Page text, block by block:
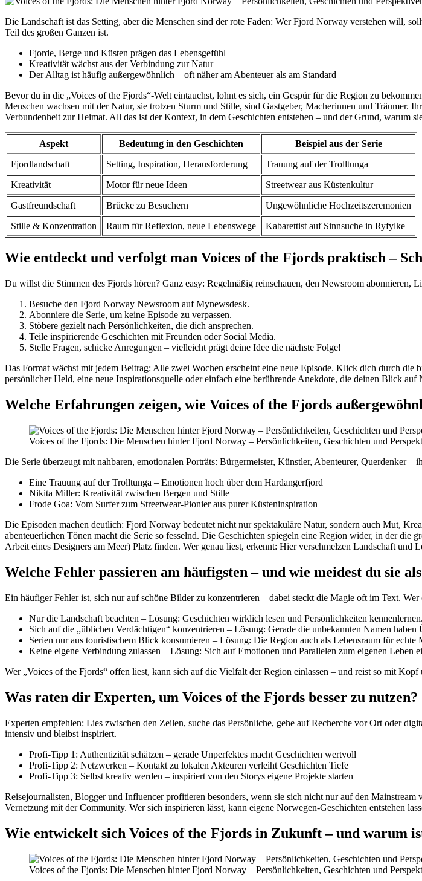
Die Landschaft ist das Setting, aber die Menschen sind der rote Faden: Wer Fjord Norway verstehen will,
Teil des großen Ganzen ist.
Fjorde, Berge und Küsten prägen das Lebensgefühl
Kreativität wächst aus der Verbindung zur Natur
Der Alltag ist häufig außergewöhnlich – oft näher am Abenteuer als am Standard
Bevor du in die „Voices of the Fjords“-Welt eintauchst, lohnt es sich, ein Gespür für die Region zu
Menschen wachsen mit der Natur, sie trotzen Sturm und Stille, sind Gastgeber, Macherinnen und
Verbundenheit zur Heimat. All das ist der Kontext, in dem Geschichten entstehen – und der Grund, warum
Aspekt Bedeutung in den Geschichten
Beispiel aus der Serie
Fjordlandschaft
Setting, Inspiration, Herausforderung
Trauung auf der Trolltunga
Kreativität
Motor für neue Ideen
Streetwear aus Küstenkultur
Gastfreundschaft
Brücke zu Besuchern
Ungewöhnliche Hochzeitszeremonien
Stille & Konzentration
Raum für Reflexion, neue Lebenswege Kabarettist auf Sinnsuche in Ryfylke
Wie entdeckt und verfolgt man Voices of the Fjords praktisch –
Du willst die Stimmen des Fjords hören? Ganz easy: Regelmäßig reinschauen, den Newsroom abonnieren,
Besuche den Fjord Norway Newsroom auf Mynewsdesk.
Abonniere die Serie, um keine Episode zu verpassen.
Stöbere gezielt nach Persönlichkeiten, die dich ansprechen.
Teile inspirierende Geschichten mit Freunden oder Social Media.
Stelle Fragen, schicke Anregungen – vielleicht prägt deine Idee die nächste Folge!
Das Format wächst mit jedem Beitrag: Alle zwei Wochen erscheint eine neue Episode. Klick dich durch
persönlicher Held, eine neue Inspirationsquelle oder einfach eine berührende Anekdote, die deinen Blick auf
Welche Erfahrungen zeigen, wie Voices of the Fjords
Voices of the Fjords: Die Menschen hinter Fjord Norway – Persönlichkeiten, Geschichten und
Die Serie überzeugt mit nahbaren, emotionalen Porträts: Bürgermeister, Künstler, Abenteurer,
Eine Trauung auf der Trolltunga – Emotionen hoch über dem Hardangerfjord
Nikita Miller: Kreativität zwischen Bergen und Stille
Frode Goa: Vom Surfer zum Streetwear-Pionier aus purer Küsteninspiration
Die Episoden machen deutlich: Fjord Norway bedeutet nicht nur spektakuläre Natur, sondern auch Mut,
abenteuerlichen Tönen macht die Serie so fesselnd. Die Geschichten spiegeln eine Region wider, in der
Arbeit eines Designers am Meer) Platz finden. Wer genau liest, erkennt: Hier verschmelzen Landschaft und
Welche Fehler passieren am häufigsten – und wie meidest du sie
Ein häufiger Fehler ist, sich nur auf schöne Bilder zu konzentrieren – dabei steckt die Magie oft im Text.
Nur die Landschaft beachten – Lösung: Geschichten wirklich lesen und Persönlichkeiten kennenlernen.
Sich auf die „üblichen Verdächtigen“ konzentrieren – Lösung: Gerade die unbekannten Namen haben
Serien nur aus touristischem Blick konsumieren – Lösung: Die Region auch als Lebensraum für echte
Keine eigene Verbindung zulassen – Lösung: Sich auf Emotionen und Parallelen zum eigenen Leben
Wer „Voices of the Fjords“ offen liest, kann sich auf die Vielfalt der Region einlassen – und reist so mit
Was raten dir Experten, um Voices of the Fjords besser zu nutzen?
Experten empfehlen: Lies zwischen den Zeilen, suche das Persönliche, gehe auf Recherche vor Ort oder
intensiv und bleibst inspiriert.
Profi-Tipp 1: Authentizität schätzen – gerade Unperfektes macht Geschichten wertvoll
Profi-Tipp 2: Netzwerken – Kontakt zu lokalen Akteuren verleiht Geschichten Tiefe
Profi-Tipp 3: Selbst kreativ werden – inspiriert von den Storys eigene Projekte starten
Reisejournalisten, Blogger und Influencer profitieren besonders, wenn sie sich nicht nur auf den
Vernetzung mit der Community. Wer sich inspirieren lässt, kann eigene Norwegen-Geschichten entstehen
Wie entwickelt sich Voices of the Fjords in Zukunft – und warum
Voices of the Fjords: Die Menschen hinter Fjord Norway – Persönlichkeiten, Geschichten und